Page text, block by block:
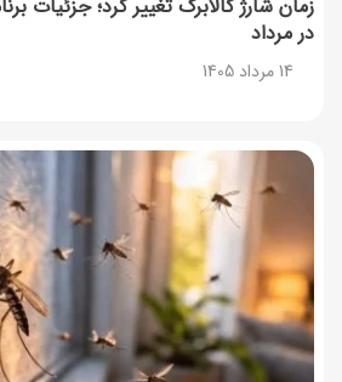
زمان شارژ کالابرگ تغییر کرد؛ جزئیات
در مرداد
14 مرداد 1405